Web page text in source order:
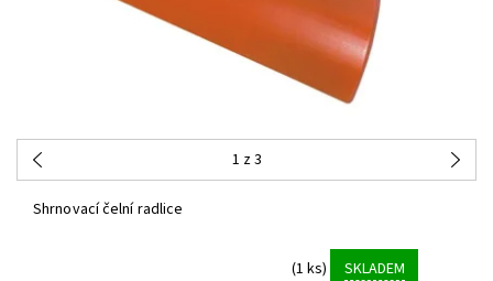
1 z 3
Shrnovací čelní radlice
(1 ks)
SKLADEM